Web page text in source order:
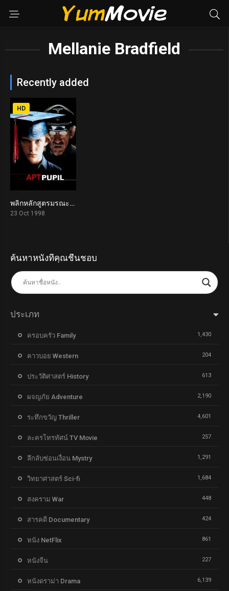
Mellanie Bradfield
Recently added
6.7
HD
พลิกหลักสูตรมรณะ Apt Pupil (1998)
23 Oct 1998
ค้นหาหนังที่คุณชื่นชอบ
ประเภท
ครอบครัว Family 1,430
คาวบอย Western 204
ประวัติศาสตร์ History 613
ผจญภัย Adventure 2,190
ระทึกขวัญ Thriller 4,601
ละครโทรทัศน์ TV Movie 257
ลึกลับซ่อนเงื่อน Mystry 1,291
วิทยาศาสตร์ Sci-fi 1,684
สงคราม War 448
สารคดี Documentary 424
หนัง NetFlix 861
หนังจีน 227
หนังดราม่า Drama 6,139